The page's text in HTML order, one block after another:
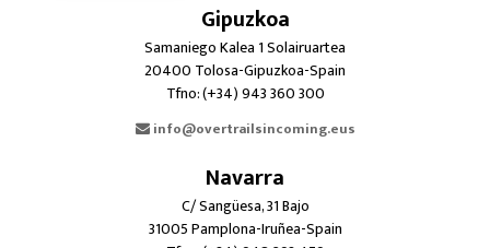
Gipuzkoa
Samaniego Kalea 1 Solairuartea
20400 Tolosa-Gipuzkoa-Spain
Tfno: (+34) 943 360 300
info@overtrailsincoming.eus
Navarra
C/ Sangüesa, 31 Bajo
31005 Pamplona-Iruñea-Spain